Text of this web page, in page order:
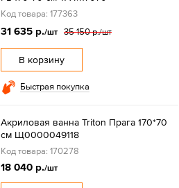
Код товара: 177363
31 635 р./шт 35 150 р./шт
В корзину
Быстрая покупка
Акриловая ванна Triton Прага 170*70
см Щ0000049118
Код товара: 170278
18 040 р./шт